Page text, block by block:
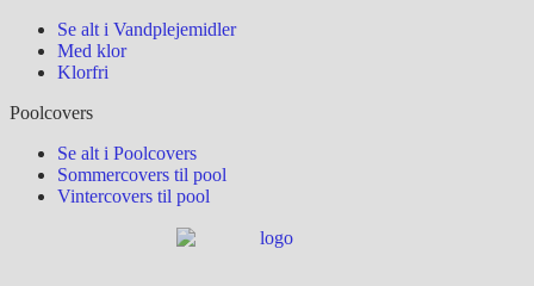
Se alt i Vandplejemidler
Med klor
Klorfri
Poolcovers
Se alt i Poolcovers
Sommercovers til pool
Vintercovers til pool